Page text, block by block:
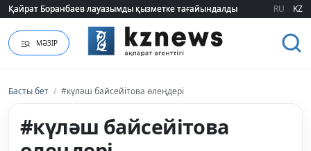
Қайрат Боранбаев лауазымды қызметке тағайындалды
Қайрат Боранбаев лауазымды қызметке тағайындалды RU KZ
МӘЗІР
Басты бет / #күләш байсейітова өлеңдері
#күләш байсейітова